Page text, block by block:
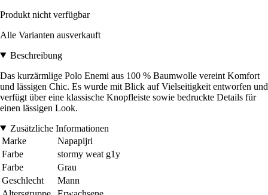
Produkt nicht verfügbar
Alle Varianten ausverkauft
Beschreibung
Das kurzärmlige Polo Enemi aus 100 % Baumwolle vereint Komfort
und lässigen Chic. Es wurde mit Blick auf Vielseitigkeit entworfen und
verfügt über eine klassische Knopfleiste sowie bedruckte Details für
einen lässigen Look.
Zusätzliche Informationen
Marke
Napapijri
Farbe
stormy weat g1y
Farbe
Grau
Geschlecht
Mann